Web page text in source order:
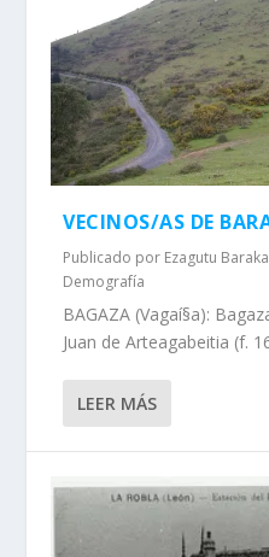
VECINOS/AS DE
Publicado por Ezagutu
Demografía
BAGAZA (Vagaí§a):
Juan de Arteagabeitia (f.
LEER MÁS